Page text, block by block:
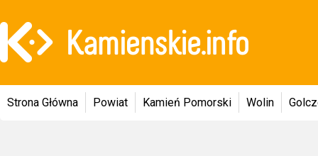
Strona Główna Powiat Kamień Pomorski Wolin